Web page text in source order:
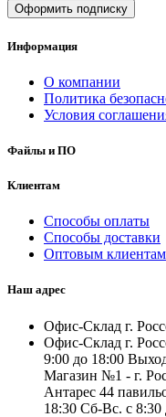
Оформить подписку
Информация
О компании
Политика
Условия
Файлы и ПО
Клиентам
Способы оплаты
Способы доставки
Оптовым клиентам
Наш адрес
Офис-Склад г.
Офис-Склад г.
9:00 до 18:00
Магазин №1 - г.
Антарес 44
18:30 Сб-Вс. с